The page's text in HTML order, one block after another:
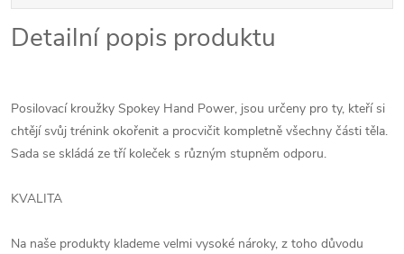
Detailní popis produktu
Posilovací kroužky Spokey Hand Power, jsou určeny pro ty, kteří si
chtějí svůj trénink okořenit a procvičit kompletně všechny části těla.
Sada se skládá ze tří koleček s různým stupněm odporu.
KVALITA
Na naše produkty klademe velmi vysoké nároky, z toho důvodu